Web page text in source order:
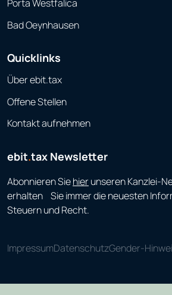
Porta Westfalica
Bad Oeynhausen
Quicklinks
Über ebit.tax
Offene Stellen
Kontakt aufnehmen
ebit.tax Newsletter
Abonnieren Siehierunseren Kanzlei-
erhalten Sie immer die neuesten
Steuern und Recht.
ImpressumDatenschutzGender-